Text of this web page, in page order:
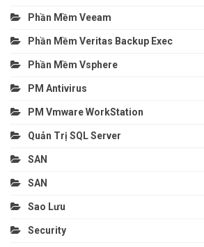
Phần Mềm Veeam
Phần Mềm Veritas Backup Exec
Phần Mềm Vsphere
PM Antivirus
PM Vmware WorkStation
Quản Trị SQL Server
SAN
SAN
Sao Lưu
Security